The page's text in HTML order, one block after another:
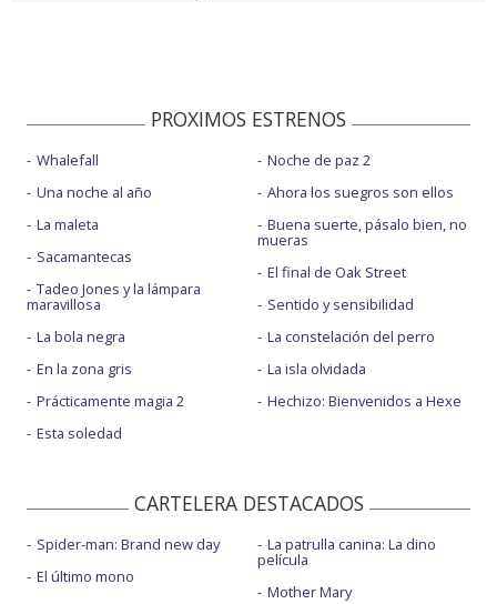
PROXIMOS ESTRENOS
Whalefall
Una noche al año
La maleta
Sacamantecas
Tadeo Jones y la lámpara
maravillosa
La bola negra
En la zona gris
Prácticamente magia 2
Esta soledad
Noche de paz 2
Ahora los suegros son ellos
Buena suerte, pásalo bien, no
mueras
El final de Oak Street
Sentido y sensibilidad
La constelación del perro
La isla olvidada
Hechizo: Bienvenidos a Hexe
CARTELERA DESTACADOS
Spider-man: Brand new day
El último mono
La patrulla canina: La dino
película
Mother Mary